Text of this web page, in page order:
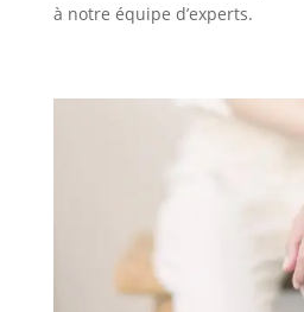
à notre équipe d’experts.